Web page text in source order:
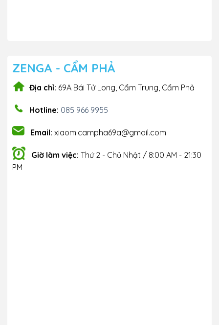
ZENGA - CẨM PHẢ
Địa chỉ: 69A Bái Tử Long, Cẩm Trung, Cẩm Phả
Hotline: 085 966 9955
Email: xiaomicampha69a@gmail.com
Giờ làm việc: Thứ 2 - Chủ Nhật / 8:00 AM - 21:30
PM